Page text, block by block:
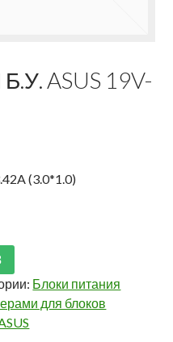
ASUS 19V-
(3.0*1.0)
Блоки питания
для блоков